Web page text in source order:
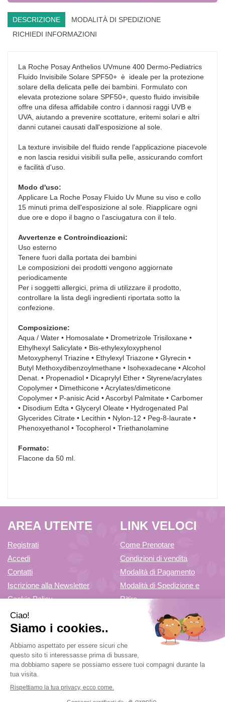
DESCRIZIONE
MODALITÀ DI SPEDIZIONE
RICHIEDI INFORMAZIONI
La Roche Posay Anthelios UVmune 400 Dermo-Pediatrics
Fluido Invisibile Solare SPF50+ è ideale per la protezione
solare della delicata pelle dei bambini. Formulato con
elevata protezione solare SPF50+, questo fluido invisibile
offre una difesa affidabile contro i dannosi raggi UVB e
UVA, aiutando a prevenire scottature, eritemi solari e altri
danni cutanei causati dall'esposizione al sole.
La texture invisibile del fluido rende l'applicazione piacevole
e non lascia residui visibili sulla pelle, assicurando comfort
e facilità d'uso.
Modo d'uso:
Applicare La Roche Posay Fluido Uv Mune su viso e collo
15 minuti prima dell'esposizione al sole. Riapplicare ogni
due ore e dopo il bagno o l'asciugatura con il telo.
Avvertenze e Controindicazioni:
Uso esterno
Tenere fuori dalla portata dei bambini
Le composizioni dei prodotti vengono aggiornate
periodicamente
Per i soggetti allergici, prima di utilizzare il prodotto,
controllare la lista degli ingredienti riportata sotto la
confezione.
Composizione:
Aqua / Water • Homosalate • Drometrizole Trisiloxane •
Ethylhexyl Salicylate • Bis-ethylexyloxyphenol
Metoxyphenyl Triazine • Ethylexyl Triazone • Glyrecin •
Butyl Methoxydibenzoylmethane • Isohexadecane • Alcohol
Denat. • Propenadiol • Dicaprylyl Ether • Styrene/acrylates
Copolymer • Dimethicone • Acrylates/dimeticone
Copolymer • P-anisic Acid • Ascorbyl Palmitate • Carbomer
• Disodium Edta • Glyceryl Oleate • Hydrogenated Pal
Glycerides Citrate • Lecithin • Nylon-12 • Peg-8-laurate •
Phenoxyethanol • Tocopherol • Triethanolamine
Formato:
Flacone da 50 ml.
AREA UTENTE
Registrati
Accedi
Contatti
Iscrizione alla Newsletter
Cookie Policy
LINK VELOCI
Come Prenotare
Condizioni di vendita
Modalità di Pagamento
Modalità di Spedizione e
Ritiro
Informativa Privacy
5,0/5
11